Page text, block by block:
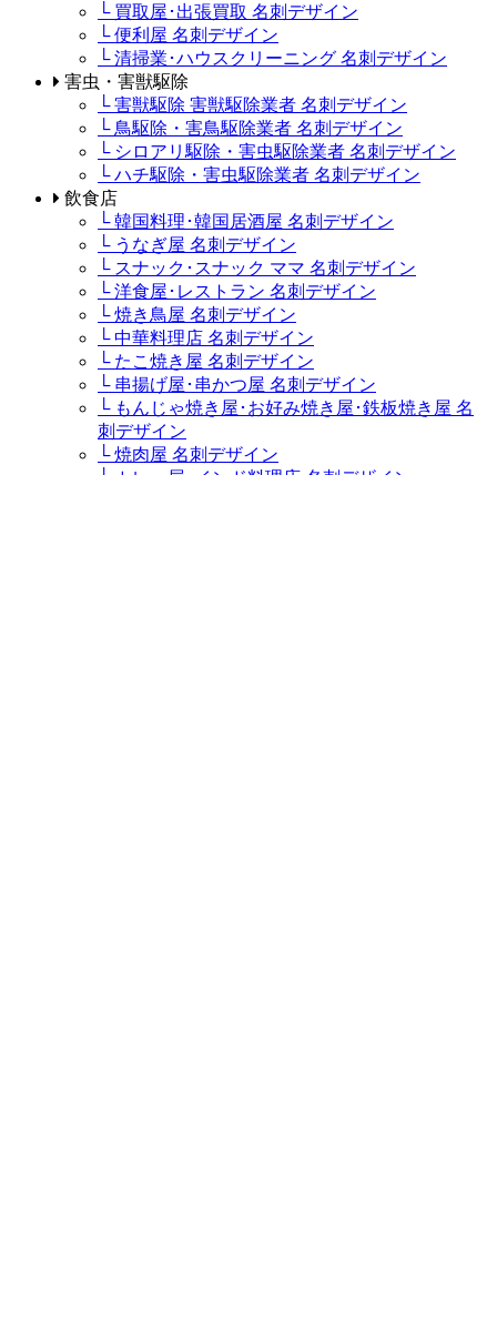
└ 買取屋･出張買取 名刺デザイン
└ 便利屋 名刺デザイン
└ 清掃業･ハウスクリーニング 名刺デザイン
害虫・害獣駆除
└ 害獣駆除 害獣駆除業者 名刺デザイン
└ 鳥駆除・害鳥駆除業者 名刺デザイン
└ シロアリ駆除・害虫駆除業者 名刺デザイン
└ ハチ駆除・害虫駆除業者 名刺デザイン
飲食店
└ 韓国料理･韓国居酒屋 名刺デザイン
└ うなぎ屋 名刺デザイン
└ スナック･スナック ママ 名刺デザイン
└ 洋食屋･レストラン 名刺デザイン
└ 焼き鳥屋 名刺デザイン
└ 中華料理店 名刺デザイン
└ たこ焼き屋 名刺デザイン
└ 串揚げ屋･串かつ屋 名刺デザイン
└ もんじゃ焼き屋･お好み焼き屋･鉄板焼き屋 名
刺デザイン
└ 焼肉屋 名刺デザイン
└ カレー屋･インド料理店 名刺デザイン